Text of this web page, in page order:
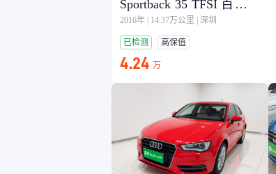
Sportback 35 TFSI 百万纪
念舒享型
2016年 14.37万公里 深圳
已检测 高保值
4.24 万